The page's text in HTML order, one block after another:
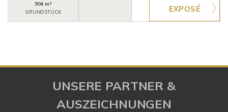
904 m²
GRUNDSTÜCK
UNSERE PARTNER &
AUSZEICHNUNGEN